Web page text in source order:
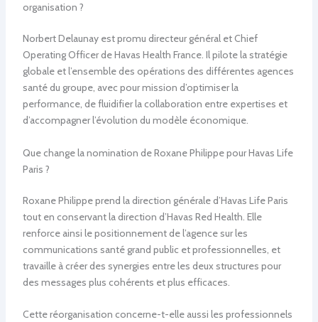
organisation ?
Norbert Delaunay est promu directeur général et Chief
Operating Officer de Havas Health France. Il pilote la stratégie
globale et l’ensemble des opérations des différentes agences
santé du groupe, avec pour mission d’optimiser la
performance, de fluidifier la collaboration entre expertises et
d’accompagner l’évolution du modèle économique.
Que change la nomination de Roxane Philippe pour Havas Life
Paris ?
Roxane Philippe prend la direction générale d’Havas Life Paris
tout en conservant la direction d’Havas Red Health. Elle
renforce ainsi le positionnement de l’agence sur les
communications santé grand public et professionnelles, et
travaille à créer des synergies entre les deux structures pour
des messages plus cohérents et plus efficaces.
Cette réorganisation concerne-t-elle aussi les professionnels